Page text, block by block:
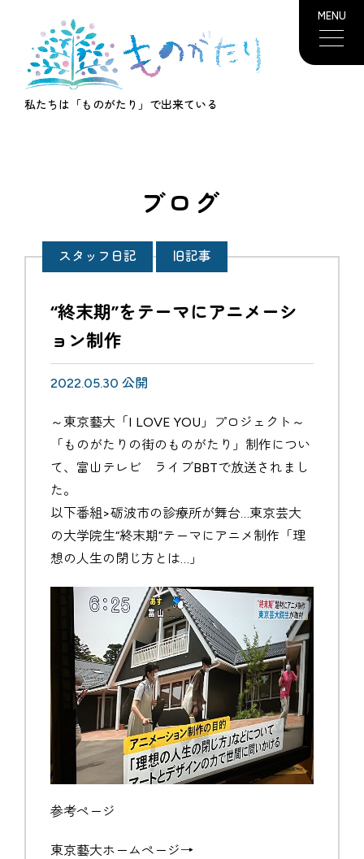
MENU
私たちは「ものがたり」で出来ている
ブログ
スタッフ日記 旧記事
“終末期”をテーマにアニメーシ
ョン制作
2022.05.30 公開
～東京藝大「I LOVE YOU」プロジェクト～
「ものがたりの街のものがたり」制作につい
て、富山テレビ ライブBBTで放送されまし
た。
以下番組>砺波市の診療所が舞台…東京芸大
の大学院生“終末期”テーマにアニメ制作「理
想の人生の閉じ方とは…」
参考ページ
東京藝大ホームページ→